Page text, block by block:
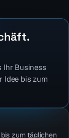
Ihr Business
Idee bis zum
zum täglichen